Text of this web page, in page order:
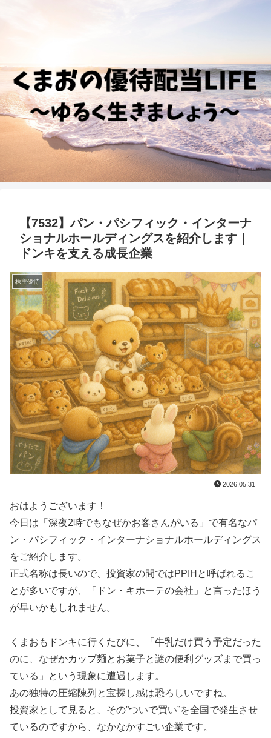
【7532】パン・パシフィック・インターナ
ショナルホールディングスを紹介します｜
ドンキを支える成長企業
株主優待
2026.05.31
おはようございます！
今日は「深夜2時でもなぜかお客さんがいる」で有名なパ
ン・パシフィック・インターナショナルホールディングス
をご紹介します。
正式名称は長いので、投資家の間ではPPIHと呼ばれるこ
とが多いですが、「ドン・キホーテの会社」と言ったほう
が早いかもしれません。
くまおもドンキに行くたびに、「牛乳だけ買う予定だった
のに、なぜかカップ麺とお菓子と謎の便利グッズまで買っ
ている」という現象に遭遇します。
あの独特の圧縮陳列と宝探し感は恐ろしいですね。
投資家として見ると、その”ついで買い”を全国で発生させ
ているのですから、なかなかすごい企業です。